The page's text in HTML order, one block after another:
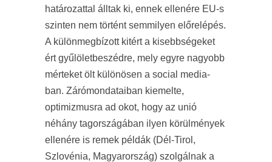
határozattal álltak ki, ennek ellenére EU-s
szinten nem történt semmilyen előrelépés.
A különmegbízott kitért a kisebbségeket
ért gyűlöletbeszédre, mely egyre nagyobb
mérteket ölt különösen a social media-
ban. Zárómondataiban kiemelte,
optimizmusra ad okot, hogy az unió
néhány tagországában ilyen körülmények
ellenére is remek példák (Dél-Tirol,
Szlovénia, Magyarország) szolgálnak a